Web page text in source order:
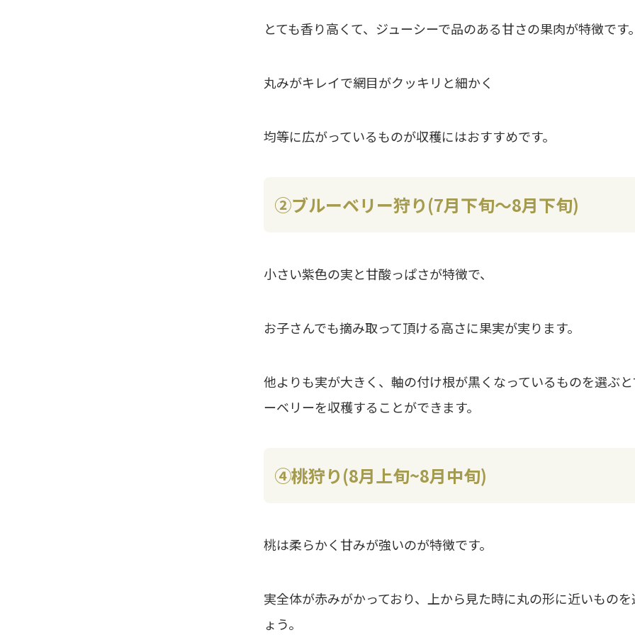
とても香り高くて、ジューシーで品のある甘さの果肉が特徴です
丸みがキレイで網目がクッキリと細かく
均等に広がっているものが収穫にはおすすめです。
②ブルーベリー狩り(7月下旬〜8月下旬)
小さい紫色の実と甘酸っぱさが特徴で、
お子さんでも摘み取って頂ける高さに果実が実ります。
他よりも実が大きく、軸の付け根が黒くなっているものを選ぶ
ーベリーを収穫することができます。
④桃狩り(8月上旬~8月中旬)
桃は柔らかく甘みが強いのが特徴です。
実全体が赤みがかっており、上から見た時に丸の形に近いもの
ょう。